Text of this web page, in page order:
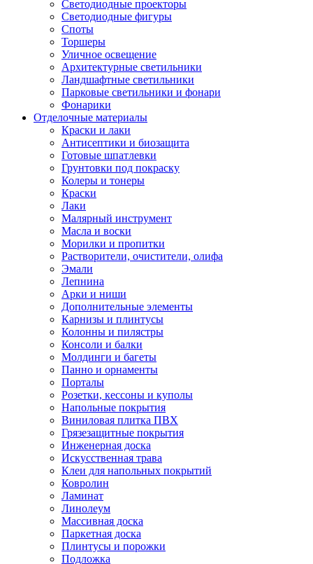
Светодиодные проекторы
Светодиодные фигуры
Споты
Торшеры
Уличное освещение
Архитектурные светильники
Ландшафтные светильники
Парковые светильники и фонари
Фонарики
Отделочные материалы
Краски и лаки
Антисептики и биозащита
Готовые шпатлевки
Грунтовки под покраску
Колеры и тонеры
Краски
Лаки
Малярный инструмент
Масла и воски
Морилки и пропитки
Растворители, очистители, олифа
Эмали
Лепнина
Арки и ниши
Дополнительные элементы
Карнизы и плинтусы
Колонны и пилястры
Консоли и балки
Молдинги и багеты
Панно и орнаменты
Порталы
Розетки, кессоны и куполы
Напольные покрытия
Виниловая плитка ПВХ
Грязезащитные покрытия
Инженерная доска
Искусственная трава
Клеи для напольных покрытий
Ковролин
Ламинат
Линолеум
Массивная доска
Паркетная доска
Плинтусы и порожки
Подложка